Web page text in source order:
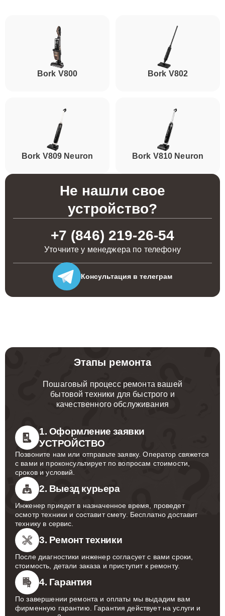
Bork V800 Bork V802
Bork V809 Neuron Bork V810 Neuron
Не нашли свое
устройство?
+7 (846) 219-26-54
Уточните у менеджера по телефону
Консультация в телеграм
Этапы ремонта
Пошаговый процесс ремонта вашей
бытовой техники для быстрого и
качественного обслуживания
1. Оформление заявки
УСТРОЙСТВО
Позвоните нам или отправьте заявку. Оператор свяжется
с вами и проконсультирует по вопросам стоимости,
сроков и условий.
2. Выезд курьера
Инженер приедет в назначенное время, проведет
осмотр техники и составит смету. Бесплатно доставит
технику в сервис.
3. Ремонт техники
После диагностики инженер согласует с вами сроки,
стоимость, детали заказа и приступит к ремонту.
4. Гарантия
По завершении ремонта и оплаты мы выдадим вам
фирменную гарантию. Гарантия действует на услуги и